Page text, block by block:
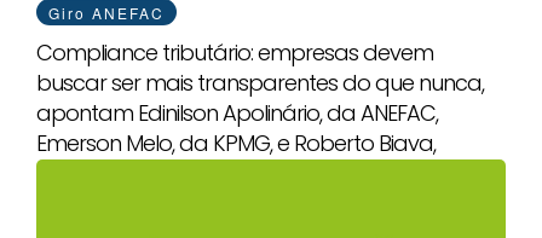
Giro ANEFAC
Compliance tributário: empresas devem
buscar ser mais transparentes do que nunca,
apontam Edinilson Apolinário, da ANEFAC,
Emerson Melo, da KPMG, e Roberto Biava,
professor